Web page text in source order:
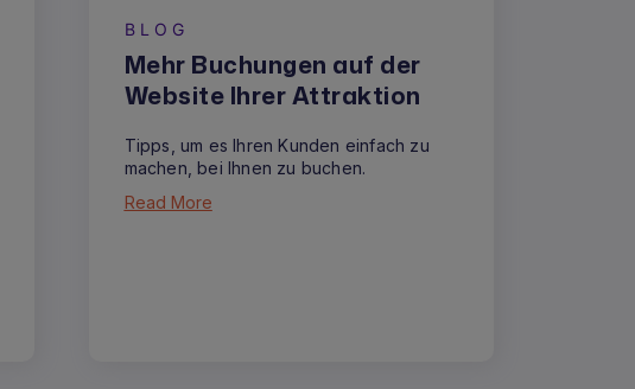
BLOG
Mehr Buchungen auf der
Website Ihrer Attraktion
Tipps, um es Ihren Kunden einfach zu
machen, bei Ihnen zu buchen.
Read More